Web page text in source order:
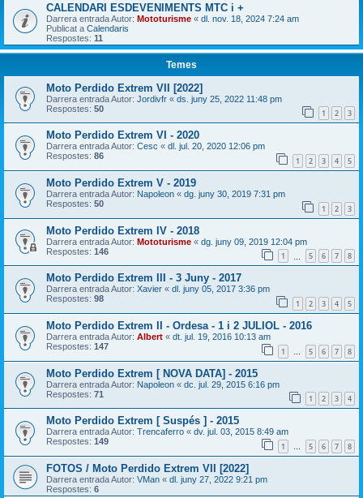
CALENDARI ESDEVENIMENTS MTC i +
Darrera entrada Autor: Mototurisme « dl. nov. 18, 2024 7:24 am
Publicat a Calendaris
Respostes: 11
Temes
Moto Perdido Extrem VII [2022]
Darrera entrada Autor: Jordivfr « ds. juny 25, 2022 11:48 pm
Respostes: 50 1 2 3
Moto Perdido Extrem VI - 2020
Darrera entrada Autor: Cesc « dl. jul. 20, 2020 12:06 pm
Respostes: 86 1 2 3 4 5
Moto Perdido Extrem V - 2019
Darrera entrada Autor: Napoleon « dg. juny 30, 2019 7:31 pm
Respostes: 50 1 2 3
Moto Perdido Extrem IV - 2018
Darrera entrada Autor: Mototurisme « dg. juny 09, 2019 12:04 pm
Respostes: 146 1 5 6 7 8
Moto Perdido Extrem III - 3 Juny - 2017
Darrera entrada Autor: Xavier « dl. juny 05, 2017 3:36 pm
Respostes: 98 1 2 3 4 5
Moto Perdido Extrem II - Ordesa - 1 i 2 JULIOL - 2016
Darrera entrada Autor: Albert « dt. jul. 19, 2016 10:13 am
Respostes: 147 1 5 6 7 8
Moto Perdido Extrem [ NOVA DATA] - 2015
Darrera entrada Autor: Napoleon « dc. jul. 29, 2015 6:16 pm
Respostes: 71 1 2 3 4
Moto Perdido Extrem [ Suspés ] - 2015
Darrera entrada Autor: Trencaferro « dv. jul. 03, 2015 8:49 am
Respostes: 149 1 … 5 6 7 8
FOTOS / Moto Perdido Extrem VII [2022]
Darrera entrada Autor: VMan « dl. juny 27, 2022 9:21 pm
Respostes: 6